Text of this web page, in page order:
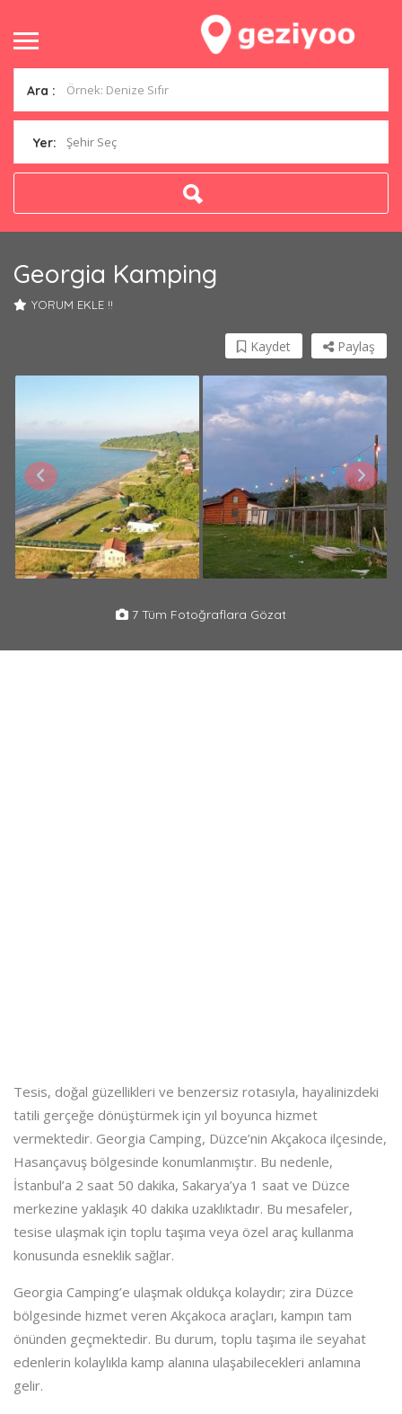
Ara :
Yer: Şehir Seç
Georgia Kamping
YORUM EKLE !!
Paylaş
Kaydet
7 Tüm Fotoğraflara Gözat
Tesis, doğal güzellikleri ve benzersiz rotasıyla, hayalinizdeki
tatili gerçeğe dönüştürmek için yıl boyunca hizmet
vermektedir. Georgia Camping, Düzce’nin Akçakoca ilçesinde,
Hasançavuş bölgesinde konumlanmıştır. Bu nedenle,
İstanbul’a 2 saat 50 dakika, Sakarya’ya 1 saat ve Düzce
merkezine yaklaşık 40 dakika uzaklıktadır. Bu mesafeler,
tesise ulaşmak için toplu taşıma veya özel araç kullanma
konusunda esneklik sağlar.
Georgia Camping’e ulaşmak oldukça kolaydır; zira Düzce
bölgesinde hizmet veren Akçakoca araçları, kampın tam
önünden geçmektedir. Bu durum, toplu taşıma ile seyahat
edenlerin kolaylıkla kamp alanına ulaşabilecekleri anlamına
gelir.